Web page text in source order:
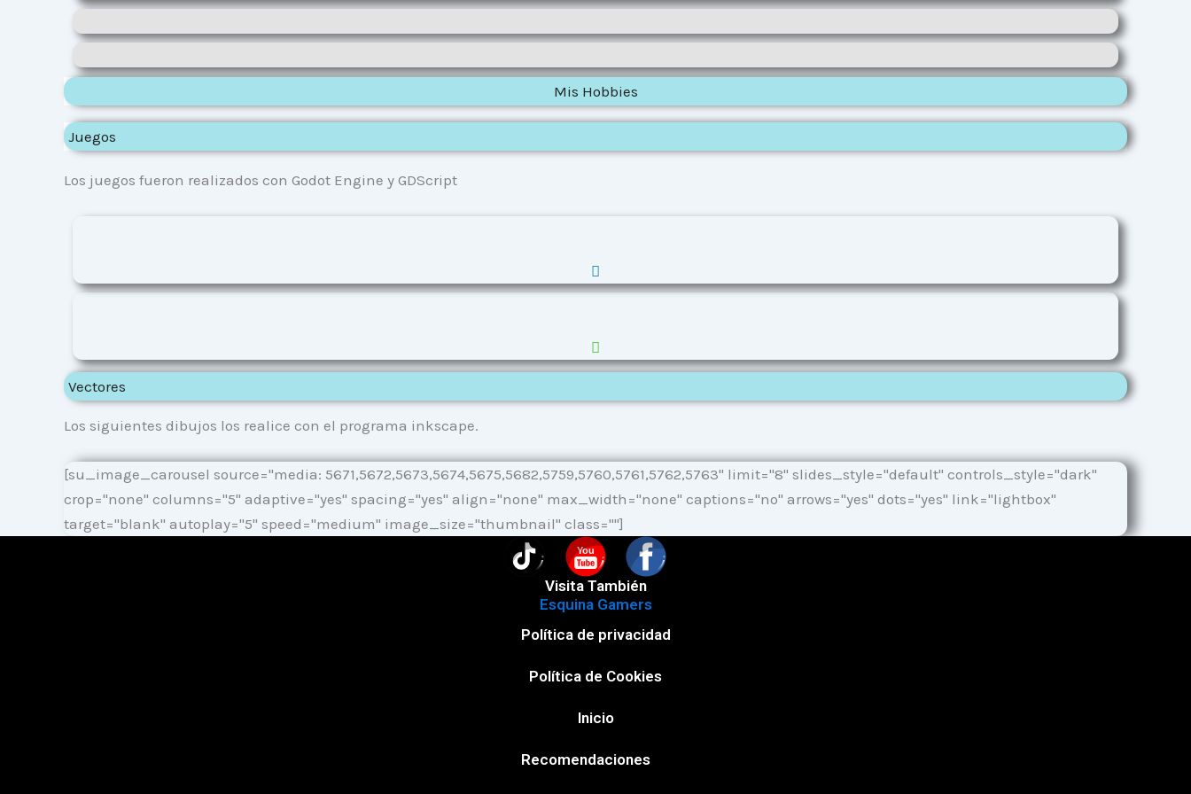
Mis Hobbies
Juegos
Los juegos fueron realizados con Godot Engine y GDScript
Vectores
Los siguientes dibujos los realice con el programa inkscape.
[su_image_carousel source="media: 5671,5672,5673,5674,5675,5682,5759,5760,5761,5762,5763" limit="8" slides_style="default" controls_style="dark"
crop="none" columns="5" adaptive="yes" spacing="yes" align="none" max_width="none" captions="no" arrows="yes" dots="yes" link="lightbox"
target="blank" autoplay="5" speed="medium" image_size="thumbnail" class=""]
You
Visita También
Esquina Gamers
Política de privacidad
Política de Cookies
Inicio
Recomendaciones